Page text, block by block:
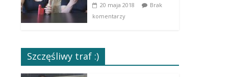
20 maja 2018
Brak
komentarzy
Szczęśliwy traf :)